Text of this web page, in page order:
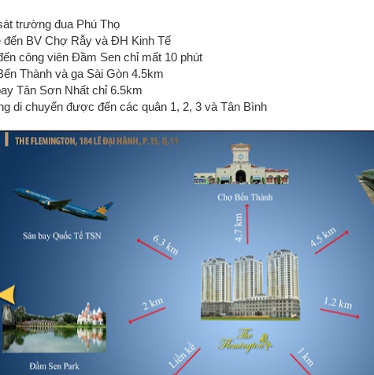
trường đua Phú Thọ
đến BV Chợ Rẫy và ĐH Kinh Tế
công viên Đầm Sen chỉ mất 10 phút
Thành và ga Sài Gòn 4.5km
Tân Sơn Nhất chỉ 6.5km
di chuyển được đến các quân 1, 2, 3 và Tân Bình